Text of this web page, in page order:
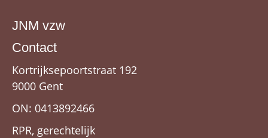
JNM vzw
Contact
Kortrijksepoortstraat 192
9000 Gent
ON: 0413892466
RPR, gerechtelijk